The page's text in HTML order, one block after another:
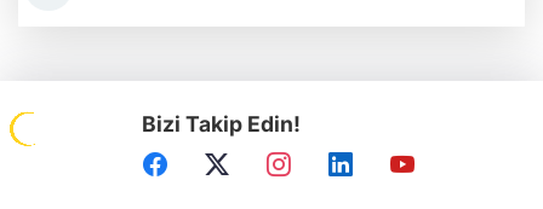
Bizi Takip Edin!